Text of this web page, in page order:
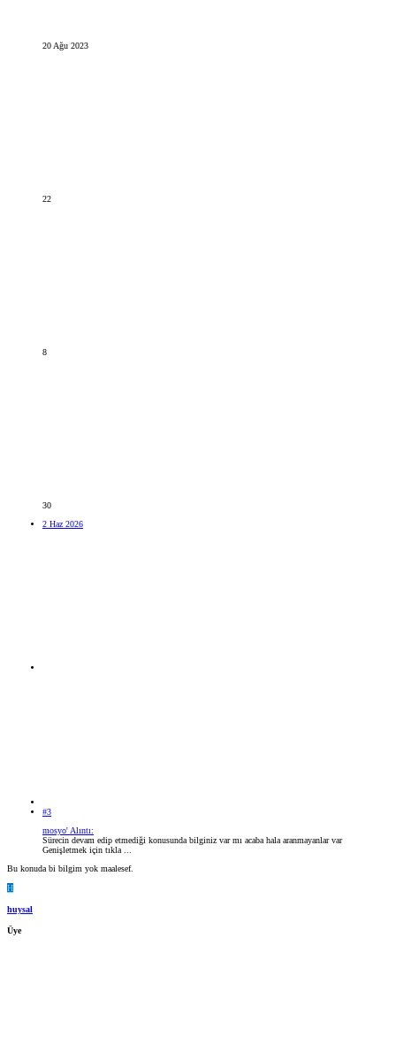
20 Ağu 2023
22
8
30
2 Haz 2026
#3
mosyo' Alıntı:
Sürecin devam edip etmediği konusunda bilginiz var mı acaba hala aranmayanlar var
Genişletmek için tıkla ...
Bu konuda bi bilgim yok maalesef.
H
huysal
Üye